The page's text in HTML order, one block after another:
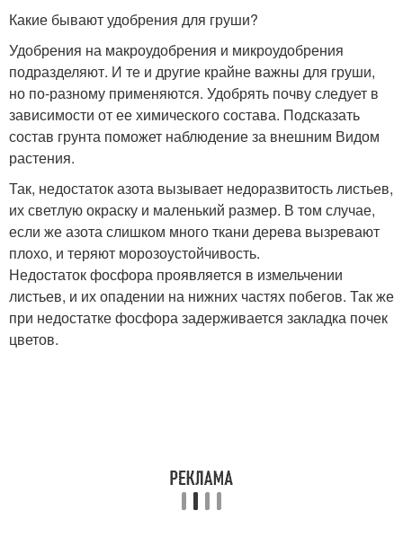
Какие бывают удобрения для груши?
Удобрения на макроудобрения и микроудобрения
подразделяют. И те и другие крайне важны для груши,
но по-разному применяются. Удобрять почву следует в
зависимости от ее химического состава. Подсказать
состав грунта поможет наблюдение за внешним Видом
растения.
Так, недостаток азота вызывает недоразвитость листьев,
их светлую окраску и маленький размер. В том случае,
если же азота слишком много ткани дерева вызревают
плохо, и теряют морозоустойчивость.
Недостаток фосфора проявляется в измельчении
листьев, и их опадении на нижних частях побегов. Так же
при недостатке фосфора задерживается закладка почек
цветов.